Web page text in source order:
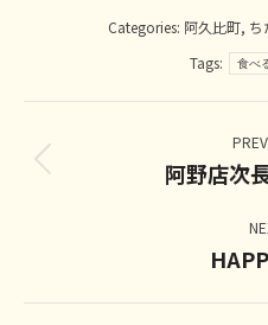
Categories: 阿久比町, ち
Tags:
食べ
Post
navigation 阿野店次